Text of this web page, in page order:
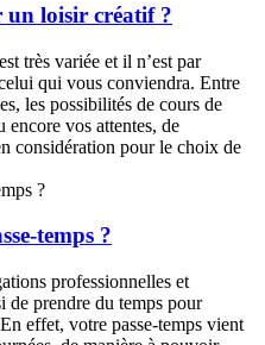
un loisir créatif ?
très variée et il n’est par
qui vous conviendra. Entre
les possibilités de cours de
encore vos attentes, de
considération pour le choix de
temps ?
professionnelles et
de prendre du temps pour
effet, votre passe-temps vient